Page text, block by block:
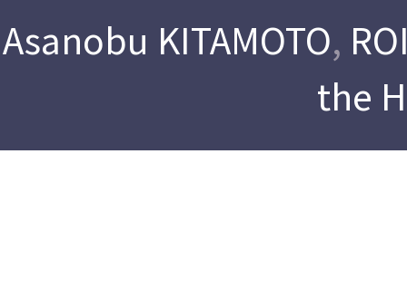
Asanobu KITAMOTO,
the